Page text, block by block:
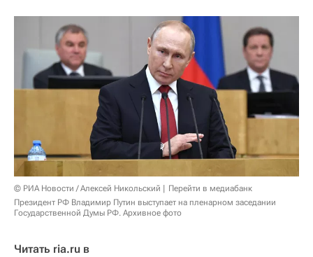
© РИА Новости / Алексей Никольский
Перейти в медиабанк
Президент РФ Владимир Путин выступает на пленарном заседании
Государственной Думы РФ. Архивное фото
Читать ria.ru в